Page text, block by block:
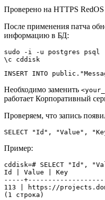
Проверено на HTTPS
После применения патча
информацию в БД:
sudo -i -u postgres psql
\c cddisk
INSERT INTO
Необходимо заменить
работает Корпоративный
Проверяем, что запись
SELECT "Id", "Value",
Пример:
cddisk=# SELECT "Id",
Id | Value | Key
-----
113 | https://
(1 строка)